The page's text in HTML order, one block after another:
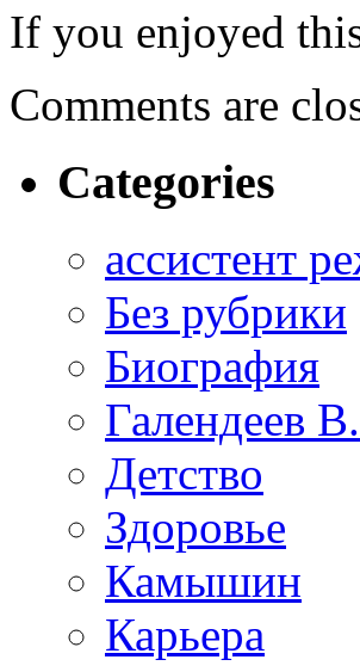
If you enjoyed
Comments are
Categories
ассистент
Без рубрики
Биография
Галендеев
Детство
Здоровье
Камышин
Карьера